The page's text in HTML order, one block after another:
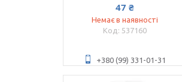
47 ₴
Немає в наявності
537160
+380 (99) 331-01-31